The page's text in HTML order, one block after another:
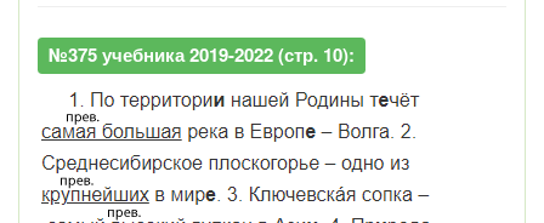
№375 учебника 2019-2022 (стр. 10):